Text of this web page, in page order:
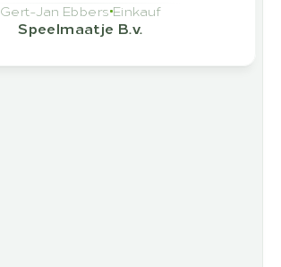
Gert-Jan Ebbers Einkauf
Speelmaatje B.v.